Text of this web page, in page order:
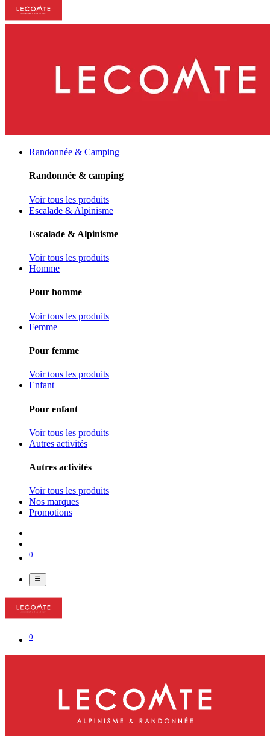
Randonnée & Camping
Randonnée & camping
Voir tous les produits
Escalade & Alpinisme
Escalade & Alpinisme
Voir tous les produits
Homme
Pour homme
Voir tous les produits
Femme
Pour femme
Voir tous les produits
Enfant
Pour enfant
Voir tous les produits
Autres activités
Autres activités
Voir tous les produits
Nos marques
Promotions
0
0